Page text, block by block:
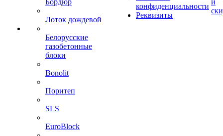
Лоток дождевой
Белорусские
газобетонные
блоки
Bonolit
Поритеп
SLS
EuroBlock
конфиденциальности
Реквизиты